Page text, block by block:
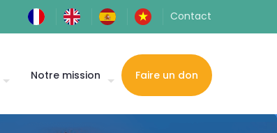
Contact
Notre mission Faire un don